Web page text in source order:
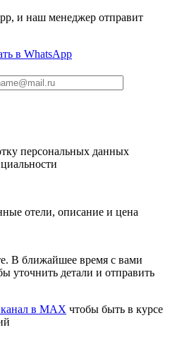
и наш менеджер отправит
в WhatsApp
персональных данных
отели, описание и цена
В ближайшее время с вами
уточнить детали и отправить
в MAX чтобы быть в курсе